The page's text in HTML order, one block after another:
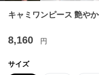
キャミワンピース 艶や
8,160 円
サイズ